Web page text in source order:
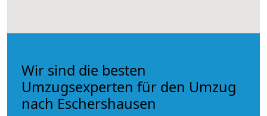
Wir sind die besten
Umzugsexperten für den Umzug
nach Eschershausen